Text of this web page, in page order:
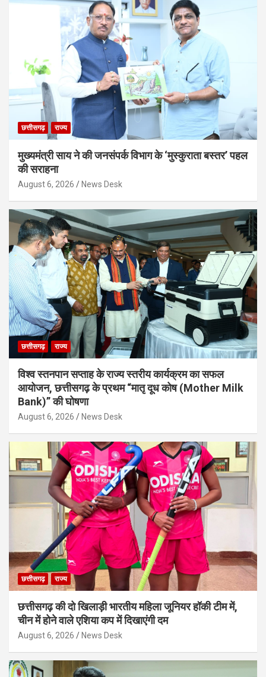
छत्तीसगढ़ राज्य
मुख्यमंत्री साय ने की जनसंपर्क विभाग के ‘मुस्कुराता बस्तर’ पहल
की सराहना
August 6, 2026 News Desk
छत्तीसगढ़ राज्य
विश्व स्तनपान सप्ताह के राज्य स्तरीय कार्यक्रम का सफल
आयोजन, छत्तीसगढ़ के प्रथम “मातृ दूध कोष (Mother Milk
Bank)” की घोषणा
August 6, 2026 News Desk
छत्तीसगढ़ राज्य
छत्तीसगढ़ की दो खिलाड़ी भारतीय महिला जूनियर हॉकी टीम में,
चीन में होने वाले एशिया कप में दिखाएंगी दम
August 6, 2026 News Desk